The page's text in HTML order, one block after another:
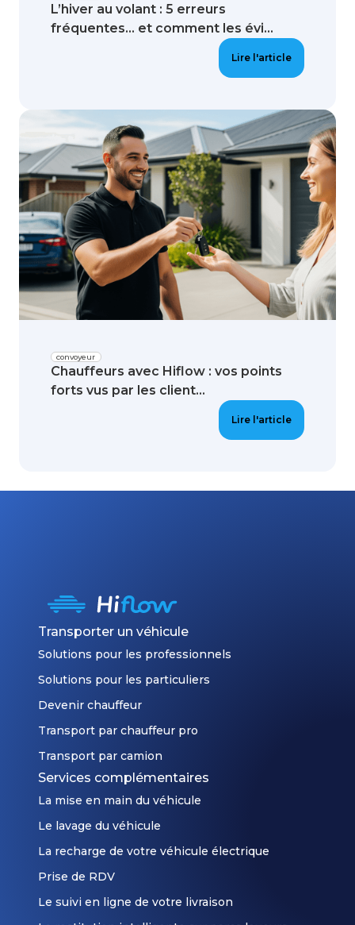
L’hiver au volant : 5 erreurs
fréquentes… et comment les évi...
Lire l'article
convoyeur
Chauffeurs avec Hiflow : vos points
forts vus par les client...
Lire l'article
Transporter un véhicule
Solutions pour les professionnels
Solutions pour les particuliers
Devenir chauffeur
Transport par chauffeur pro
Transport par camion
Services complémentaires
La mise en main du véhicule
Le lavage du véhicule
La recharge de votre véhicule électrique
Prise de RDV
Le suivi en ligne de votre livraison